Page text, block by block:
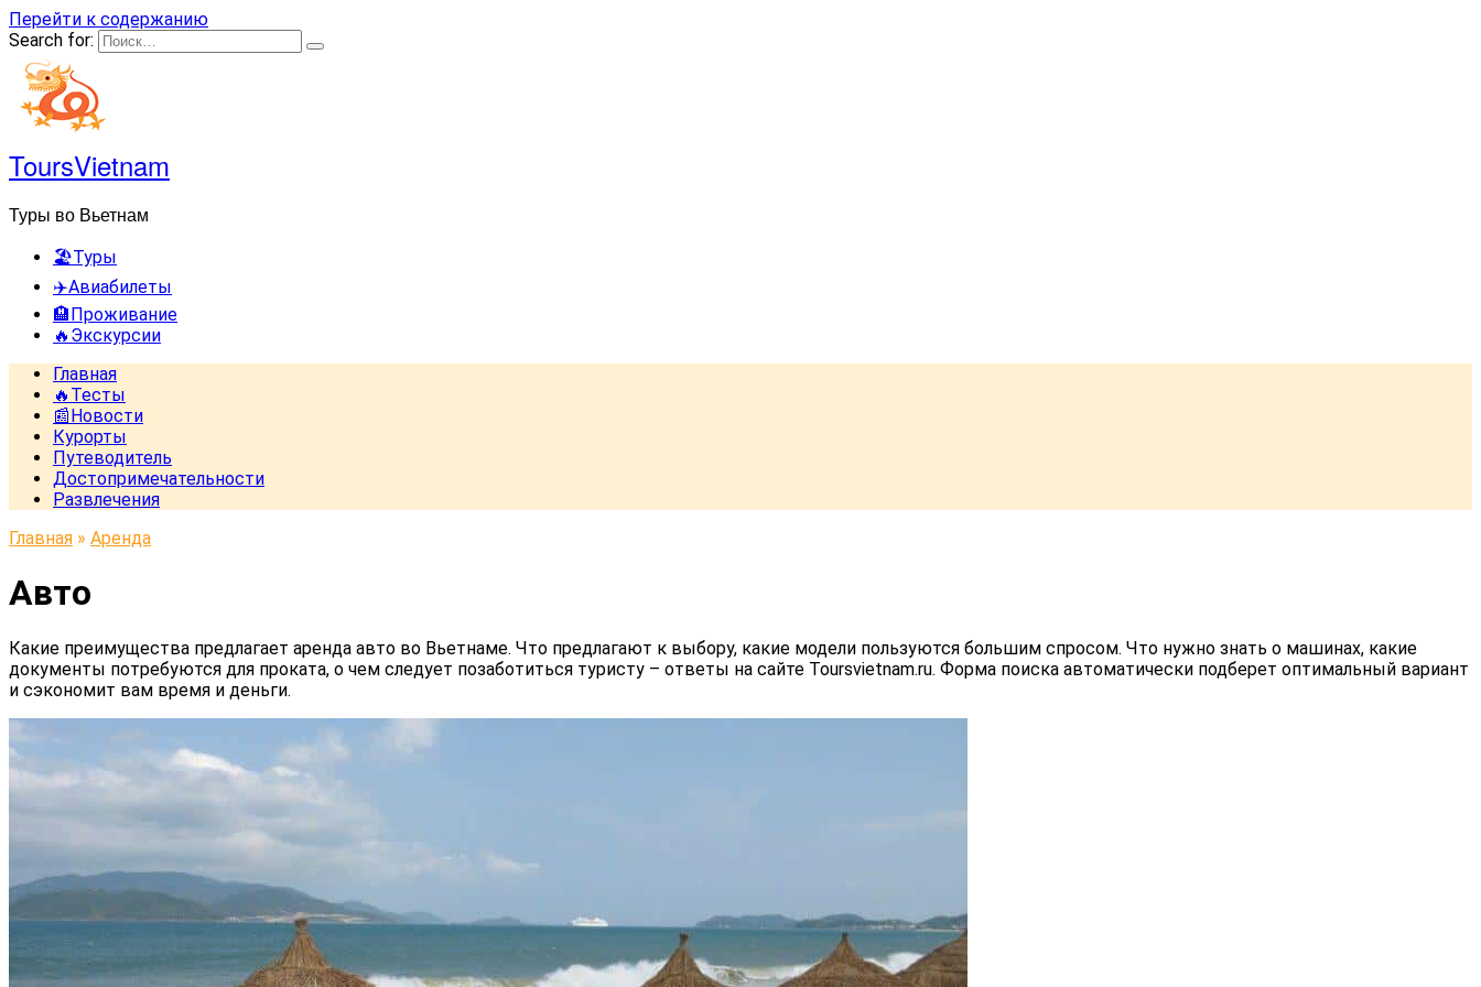
Перейти к содержанию
Search for:
ToursVietnam
Туры во Вьетнам
🏖️Туры
✈️Авиабилеты
🏨Проживание
🔥Экскурсии
Главная
🔥Тесты
📰Новости
Курорты
Путеводитель
Достопримечательности
Развлечения
Главная » Аренда
Авто
Какие преимущества предлагает аренда авто во Вьетнаме. Что предлагают к выбору, какие модели пользуются большим спросом. Что нужно знать о машинах, какие
документы потребуются для проката, о чем следует позаботиться туристу – ответы на сайте Toursvietnam.ru. Форма поиска автоматически подберет оптимальный вариант
и сэкономит вам время и деньги.